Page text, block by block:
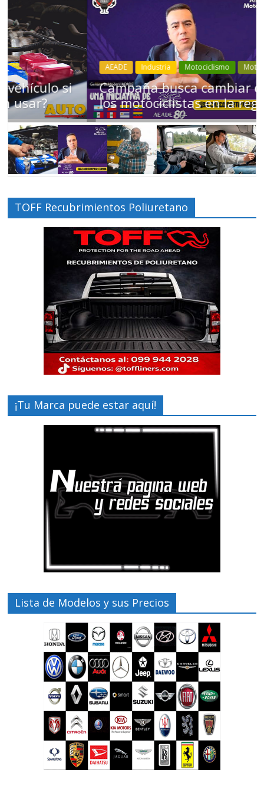
AEADE Industria Motociclismo Motos Movilidad
Campaña busca cambiar destino de
los motociclistas en la región
TOFF Recubrimientos Poliuretano
¡Tu Marca puede estar aquí!
Lista de Modelos y sus Precios